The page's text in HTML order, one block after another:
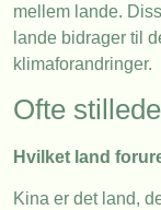
mellem lande.
lande bidrager til
klimaforandringer.
Ofte
Hvilket land
Kina er det land,